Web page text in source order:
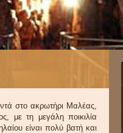
στο ακρωτήρι Μαλέας,
με τη μεγάλη ποικιλία
είναι πολύ βατή και